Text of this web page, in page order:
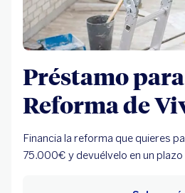
Préstamo
Reforma de
Financia la reforma que quieres
75.000€ y devuélvelo en un plazo